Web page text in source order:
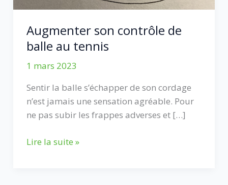
Augmenter son contrôle de
balle au tennis
1 mars 2023
Sentir la balle s’échapper de son cordage
n’est jamais une sensation agréable. Pour
ne pas subir les frappes adverses et […]
Augmenter
Lire la suite »